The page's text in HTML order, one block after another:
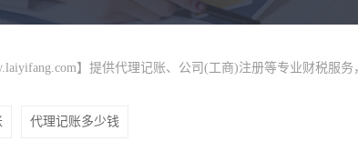
】提供代理记账、公司(工商)注册等专业财税服
代理记账多少钱